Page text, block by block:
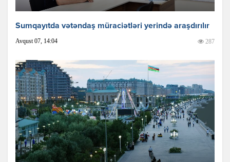
Sumqayıtda vətəndaş müraciətləri yerində araşdırılır
Avqust 07, 14:04 287